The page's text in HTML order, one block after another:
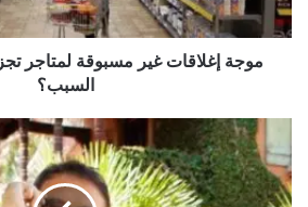
ا
ق
م
س
موجة إغلاقات غير مسبوقة لمتاجر
السبب؟
و
ب
ر